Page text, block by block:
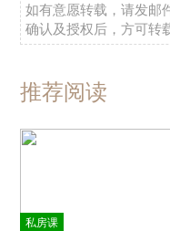
如有意愿转载，请发邮
确认及授权后，方可转
推荐阅读
私房课